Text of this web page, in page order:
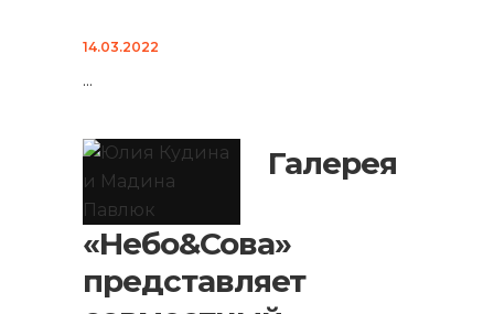
14.03.2022
...
Галерея
«Небо&Сова»
представляет